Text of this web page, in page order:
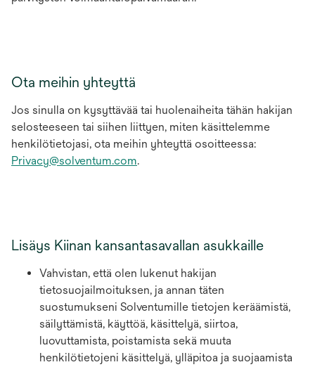
Ota meihin yhteyttä
Jos sinulla on kysyttävää tai huolenaiheita tähän hakijan
selosteeseen tai siihen liittyen, miten käsittelemme
henkilötietojasi, ota meihin yhteyttä osoitteessa:
Privacy@solventum.com.
Lisäys Kiinan kansantasavallan asukkaille
Vahvistan, että olen lukenut hakijan
tietosuojailmoituksen, ja annan täten
suostumukseni Solventumille tietojen keräämistä,
säilyttämistä, käyttöä, käsittelyä, siirtoa,
luovuttamista, poistamista sekä muuta
henkilötietojeni käsittelyä, ylläpitoa ja suojaamista